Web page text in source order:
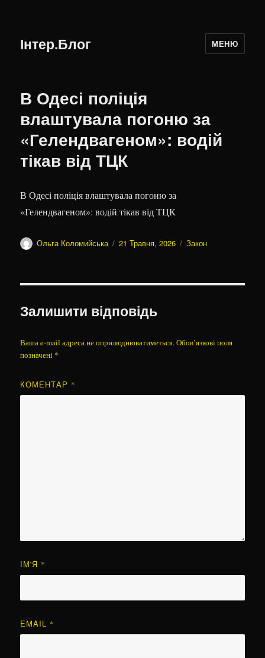
Інтер.Блог МЕНЮ
В Одесі поліція
влаштувала погоню за
«Гелендвагеном»: водій
тікав від ТЦК
В Одесі поліція влаштувала погоню за
«Гелендвагеном»: водій тікав від ТЦК
Автор
Ольга Коломийська Оприлюднено
21 Травня, 2026 Категорії
Закон
Залишити відповідь
Ваша e-mail адреса не оприлюднюватиметься.Обов’язкові поля
позначені *
КОМЕНТАР *
ІМ'Я *
EMAIL *